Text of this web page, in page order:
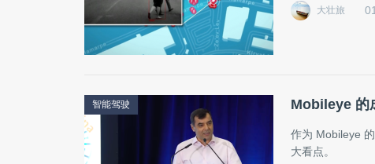
大壮旅
智能驾驶 Mobileye 的
作为 Mobileye
大看点。